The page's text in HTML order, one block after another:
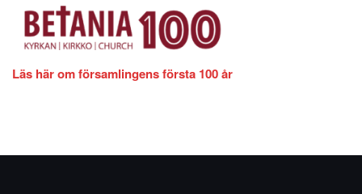
Läs här om församlingens första 100 år